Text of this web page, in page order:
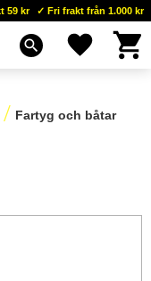
59 kr Fri frakt från 1.000 kr
search Favoriter
Fartyg och båtar